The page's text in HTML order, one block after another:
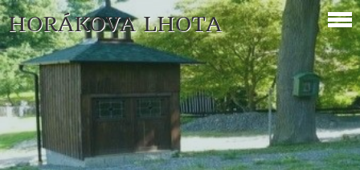
HORÁKOVA LHOTA